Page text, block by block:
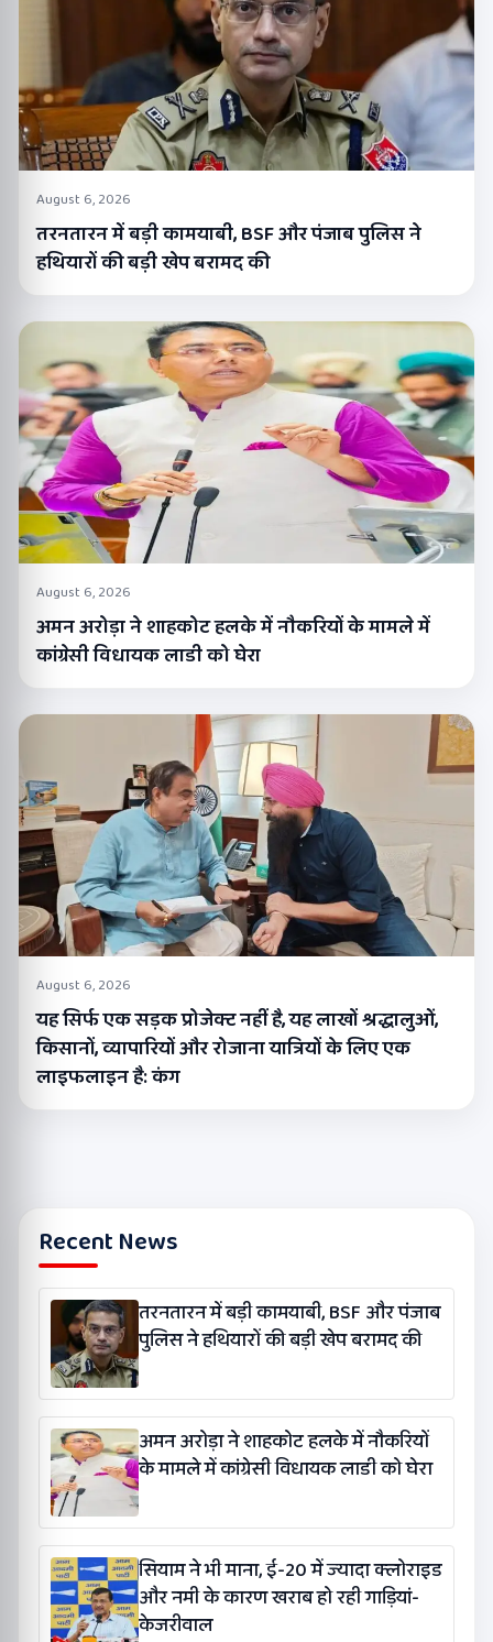
August 6, 2026
तरनतारन में बड़ी कामयाबी, BSF और पंजाब पुलिस ने
हथियारों की बड़ी खेप बरामद की
August 6, 2026
अमन अरोड़ा ने शाहकोट हलके में नौकरियों के मामले में
कांग्रेसी विधायक लाडी को घेरा
August 6, 2026
यह सिर्फ एक सड़क प्रोजेक्ट नहीं है, यह लाखों श्रद्धालुओं,
किसानों, व्यापारियों और रोजाना यात्रियों के लिए एक
लाइफलाइन है: कंग
Recent News
तरनतारन में बड़ी कामयाबी, BSF और पंजाब
पुलिस ने हथियारों की बड़ी खेप बरामद की
अमन अरोड़ा ने शाहकोट हलके में नौकरियों
के मामले में कांग्रेसी विधायक लाडी को घेरा
सियाम ने भी माना, ई-20 में ज्यादा क्लोराइड
और नमी के कारण खराब हो रही गाड़ियां-
केजरीवाल